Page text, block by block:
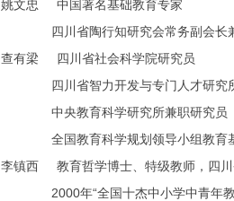
姚文忠 中国著名基础教育专家
四川省陶行知研究会常务副会长
查有梁 四川省社会科学院研究员
四川省智力开发与专门人才研究
中央教育科学研究所兼职研究员
全国教育科学规划领导小组教育基
李镇西 教育哲学博士、特级教师，四川
2000年“全国十杰中小学中青年教